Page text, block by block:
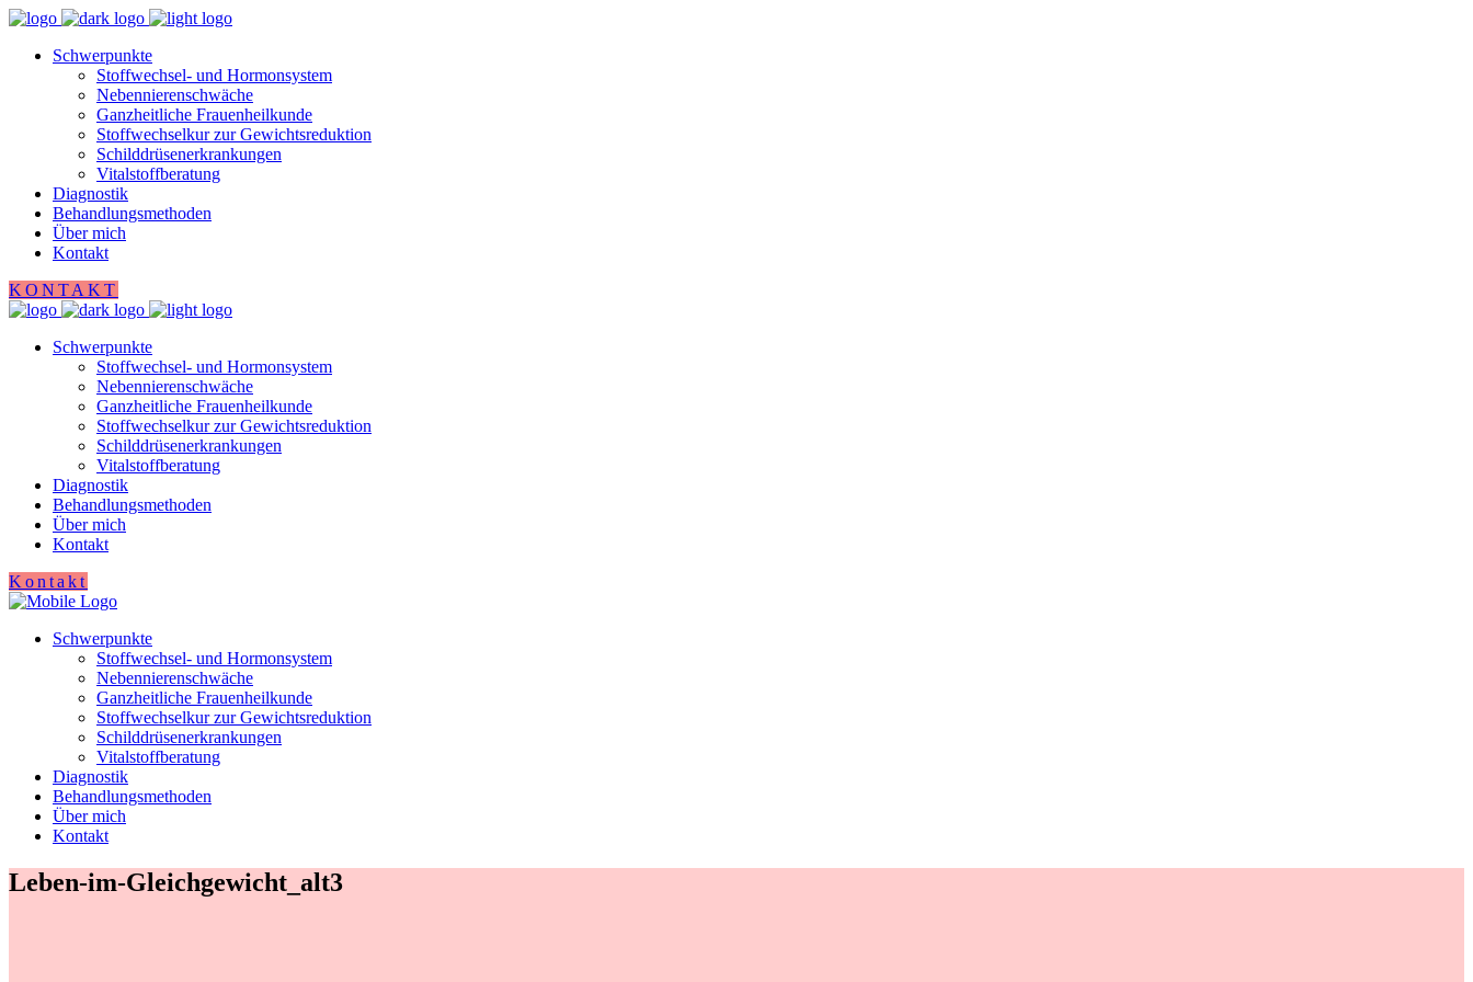
Schwerpunkte
Stoffwechsel- und Hormonsystem
Nebennierenschwäche
Ganzheitliche Frauenheilkunde
Stoffwechselkur zur Gewichtsreduktion
Schilddrüsenerkrankungen
Vitalstoffberatung
Diagnostik
Behandlungsmethoden
Über mich
Kontakt
KONTAKT
Schwerpunkte
Stoffwechsel- und Hormonsystem
Nebennierenschwäche
Ganzheitliche Frauenheilkunde
Stoffwechselkur zur Gewichtsreduktion
Schilddrüsenerkrankungen
Vitalstoffberatung
Diagnostik
Behandlungsmethoden
Über mich
Kontakt
Kontakt
Schwerpunkte
Stoffwechsel- und Hormonsystem
Nebennierenschwäche
Ganzheitliche Frauenheilkunde
Stoffwechselkur zur Gewichtsreduktion
Schilddrüsenerkrankungen
Vitalstoffberatung
Diagnostik
Behandlungsmethoden
Über mich
Kontakt
Leben-im-Gleichgewicht_alt3